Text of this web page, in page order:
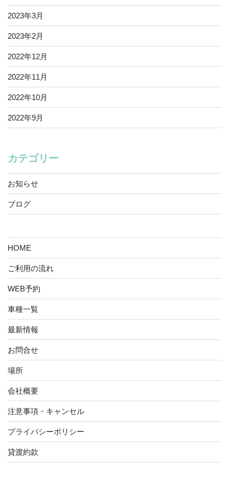
2023年3月
2023年2月
2022年12月
2022年11月
2022年10月
2022年9月
カテゴリー
お知らせ
ブログ
HOME
ご利用の流れ
WEB予約
車種一覧
最新情報
お問合せ
場所
会社概要
注意事項・キャンセル
プライバシーポリシー
貸渡約款